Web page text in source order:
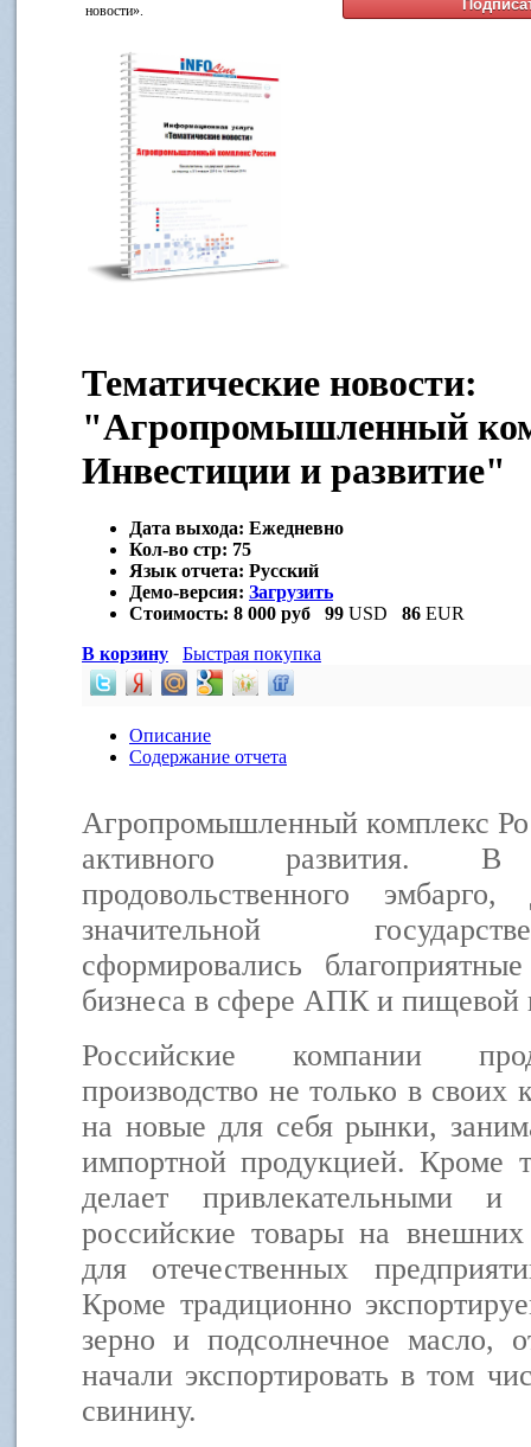
новости».
Тематические новости:
"Агропромышленный
Инвестиции и развитие"
Дата выхода: Ежедневно
Кол-во стр: 75
Язык отчета: Русский
Демо-версия: Загрузить
Стоимость: 8 000 руб 99 USD 86 EUR
В корзину
Быстрая покупка
Описание
Содержание отчета
Агропромышленный комплекс
активного развития.
продовольственного
значительной
сформировались
бизнеса в сфере АПК и
Российские компании
производство не только в своих
на новые для себя рынки,
импортной продукцией. Кроме
делает привлекательными и
российские товары на
для отечественных
Кроме традиционно
зерно и подсолнечное масло,
начали экспортировать в том
свинину.